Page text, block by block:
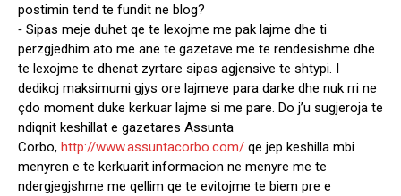
postimin tend te fundit ne blog?
⁃ Sipas meje duhet qe te lexojme me pak lajme dhe ti
perzgjedhim ato me ane te gazetave me te rendesishme dhe
te lexojme te dhenat zyrtare sipas agjensive te shtypi. I
dedikoj maksimumi gjys ore lajmeve para darke dhe nuk rri ne
çdo moment duke kerkuar lajme si me pare. Do j’u sugjeroja te
ndiqnit keshillat e gazetares Assunta
Corbo, http://www.assuntacorbo.com/ qe jep keshilla mbi
menyren e te kerkuarit informacion ne menyre me te
ndergjegjshme me qellim qe te evitojme te biem pre e